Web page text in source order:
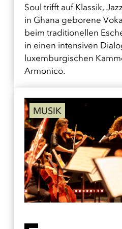
Soul trifft auf Klassik,
in Ghana geborene
beim traditionellen
in einen intensiven
luxemburgischen
Armonico.
MUSIK